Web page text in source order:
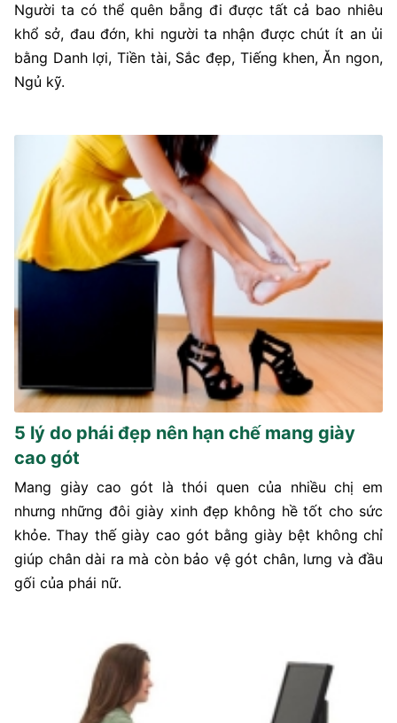
Người ta có thể quên bẵng đi được tất cả bao nhiêu
khổ sở, đau đớn, khi người ta nhận được chút ít an ủi
bằng Danh lợi, Tiền tài, Sắc đẹp, Tiếng khen, Ăn ngon,
Ngủ kỹ.
5 lý do phái đẹp nên hạn chế mang giày
cao gót
Mang giày cao gót là thói quen của nhiều chị em
nhưng những đôi giày xinh đẹp không hề tốt cho sức
khỏe. Thay thế giày cao gót bằng giày bệt không chỉ
giúp chân dài ra mà còn bảo vệ gót chân, lưng và đầu
gối của phái nữ.